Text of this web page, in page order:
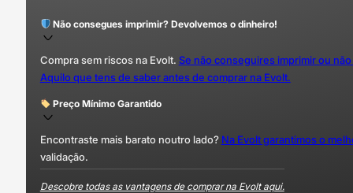
Não consegues imprimir? Devolvemos o dinheiro!
Compra sem riscos na Evolt. Se não conseguires imprimir ou
Aquilo que tens de saber antes de comprar na Evolt.
Preço Mínimo Garantido
Encontraste mais barato noutro lado? Na Evolt garantimos o
validação.
Descobre todas as vantagens de comprar na Evolt aqui.